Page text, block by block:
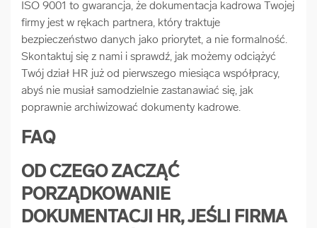
ISO 9001 to gwarancja, że dokumentacja kadrowa Twojej
firmy jest w rękach partnera, który traktuje
bezpieczeństwo danych jako priorytet, a nie formalność.
Skontaktuj się z nami i sprawdź, jak możemy odciążyć
Twój dział HR już od pierwszego miesiąca współpracy,
abyś nie musiał samodzielnie zastanawiać się, jak
poprawnie archiwizować dokumenty kadrowe.
FAQ
OD CZEGO ZACZĄĆ
PORZĄDKOWANIE
DOKUMENTACJI HR, JEŚLI FIRMA